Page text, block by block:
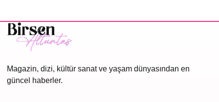
Magazin, dizi, kültür sanat ve yaşam dünyasından en
güncel haberler.